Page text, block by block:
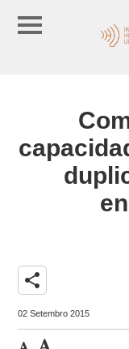
share
02 Setembro 2015